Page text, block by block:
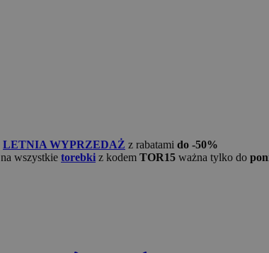
LETNIA WYPRZEDAŻ z rabatami do -50%
na wszystkie torebki z kodem TOR15 ważna tylko do